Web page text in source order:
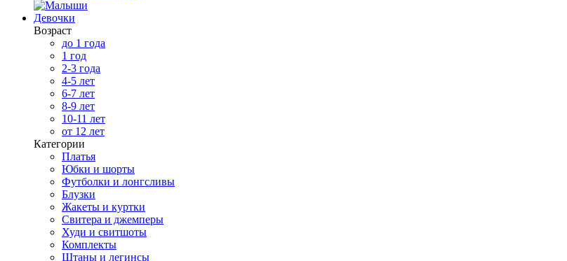
Девочки
Возраст
до 1 года
1 год
2-3 года
4-5 лет
6-7 лет
8-9 лет
10-11 лет
от 12 лет
Категории
Платья
Юбки и шорты
Футболки и лонгсливы
Блузки
Жакеты и куртки
Свитера и джемперы
Худи и свитшоты
Комплекты
Штаны и легинсы